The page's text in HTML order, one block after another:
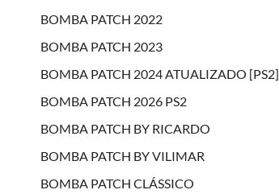
BOMBA PATCH 2022
BOMBA PATCH 2023
BOMBA PATCH 2024 ATUALIZADO [PS2]
BOMBA PATCH 2026 PS2
BOMBA PATCH BY RICARDO
BOMBA PATCH BY VILIMAR
BOMBA PATCH CLÁSSICO